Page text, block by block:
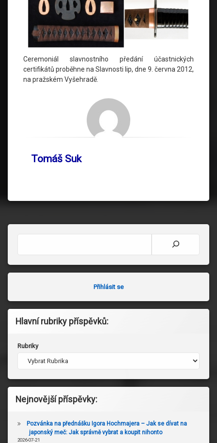
Ceremoniál slavnostního předání účastnických
certifikátů proběhne na Slavnosti lip, dne 9. června 2012,
na pražském Vyšehradě.
Tomáš Suk
Přihlásit se
Hlavní rubriky příspěvků:
Rubriky
Nejnovější příspěvky:
Pozvánka na přednášku Igora Hochmajera – Jak se dívat na
japonský meč: Jak správně vybrat a koupit nihonto
2026-07-21